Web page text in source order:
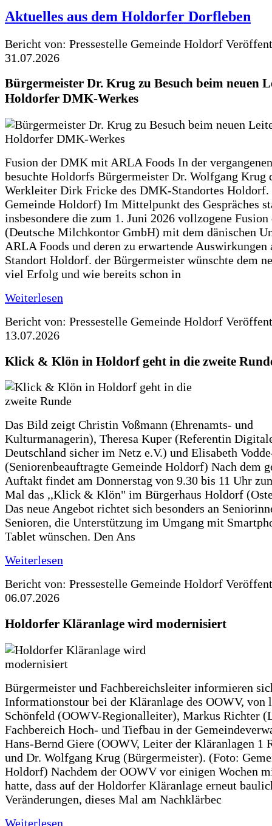
Aktuelles aus dem Holdorfer Dorfleben
Bericht von: Pressestelle Gemeinde Holdorf
31.07.2026
Bürgermeister Dr. Krug zu Besuch beim neuen
Holdorfer DMK-Werkes
Fusion der DMK mit ARLA Foods In der
besuchte Holdorfs Bürgermeister Dr. Wolfgang Krug
Werkleiter Dirk Fricke des DMK-Standortes Holdorf.
Gemeinde Holdorf) Im Mittelpunkt des Gespräches
insbesondere die zum 1. Juni 2026 vollzogene
(Deutsche Milchkontor GmbH) mit dem dänischen
ARLA Foods und deren zu erwartende Auswirkungen
Standort Holdorf. der Bürgermeister wünschte dem
viel Erfolg und wie bereits schon in
Weiterlesen
Bericht von: Pressestelle Gemeinde Holdorf
13.07.2026
Klick & Klön in Holdorf geht in die zweite
Das Bild zeigt Christin Voßmann (Ehrenamts- und
Kulturmanagerin), Theresa Kuper (Referentin
Deutschland sicher im Netz e.V.) und Elisabeth
(Seniorenbeauftragte Gemeinde Holdorf) Nach dem
Auftakt findet am Donnerstag von 9.30 bis 11 Uhr
Mal das ,,Klick & Klön" im Bürgerhaus Holdorf
Das neue Angebot richtet sich besonders an
Senioren, die Unterstützung im Umgang mit
Tablet wünschen. Den Ans
Weiterlesen
Bericht von: Pressestelle Gemeinde Holdorf
06.07.2026
Holdorfer Kläranlage wird modernisiert
Bürgermeister und Fachbereichsleiter informieren
Informationstour bei der Kläranlage des OOWV, von
Schönfeld (OOWV-Regionalleiter), Markus Richter
Fachbereich Hoch- und Tiefbau in der
Hans-Bernd Giere (OOWV, Leiter der Kläranlagen 1
und Dr. Wolfgang Krug (Bürgermeister). (Foto:
Holdorf) Nachdem der OOWV vor einigen Wochen
hatte, dass auf der Holdorfer Kläranlage erneut
Veränderungen, dieses Mal am Nachklärbec
Weiterlesen